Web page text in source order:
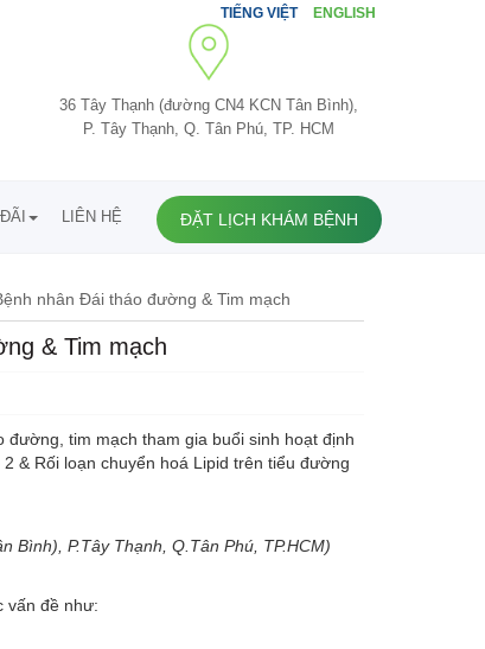
TIẾNG VIỆT ENGLISH
36 Tây Thạnh (đường CN4 KCN Tân Bình),
P. Tây Thạnh, Q. Tân Phú, TP. HCM
LIÊN HỆ ĐẶT LỊCH KHÁM BỆNH
nhân Đái tháo đường & Tim mạch
& Tim mạch
tim mạch tham gia buổi sinh hoạt định
& Rối loạn chuyển hoá Lipid trên tiểu đường
Bình), P.Tây Thạnh, Q.Tân Phú, TP.HCM)
vấn đề như: